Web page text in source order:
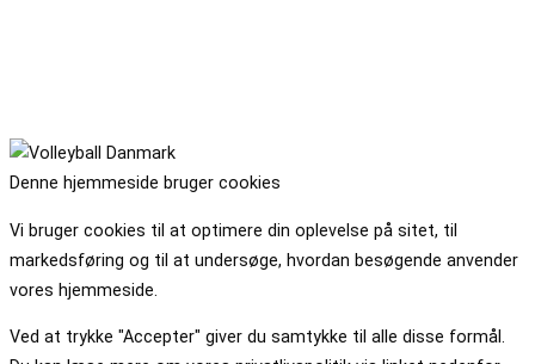
Denne hjemmeside bruger cookies
Vi bruger cookies til at optimere din oplevelse på sitet, til
markedsføring og til at undersøge, hvordan besøgende anvender
vores hjemmeside.
Ved at trykke "Accepter" giver du samtykke til alle disse formål.